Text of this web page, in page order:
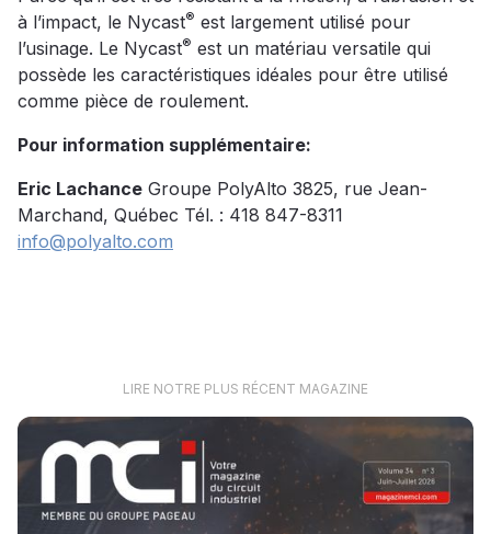
à l’impact, le Nycast® est largement utilisé pour
l’usinage. Le Nycast® est un matériau versatile qui
possède les caractéristiques idéales pour être utilisé
comme pièce de roulement.
Pour information supplémentaire:
Eric Lachance Groupe PolyAlto 3825, rue Jean-
Marchand, Québec Tél. : 418 847-8311
info@polyalto.com
LIRE NOTRE PLUS RÉCENT MAGAZINE